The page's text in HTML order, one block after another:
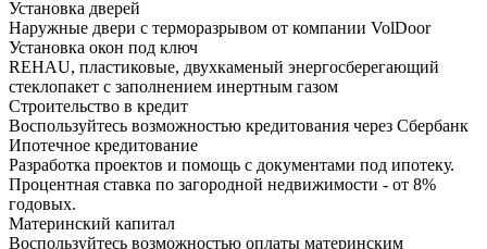
Установка дверей
Наружные двери с терморазрывом от компании VolDoor
Установка окон под ключ
REHAU, пластиковые, двухкаменый энергосберегающий
стеклопакет с заполнением инертным газом
Строительство в кредит
Воспользуйтесь возможностью кредитования через Сбербанк
Ипотечное кредитование
Разработка проектов и помощь с документами под ипотеку.
Процентная ставка по загородной недвижимости - от 8%
годовых.
Материнский капитал
Воспользуйтесь возможностью оплаты материнским